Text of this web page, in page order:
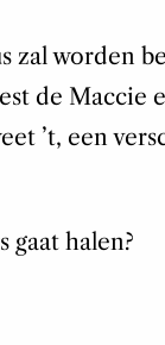
zal worden
de Maccie
’t, een
gaat halen?